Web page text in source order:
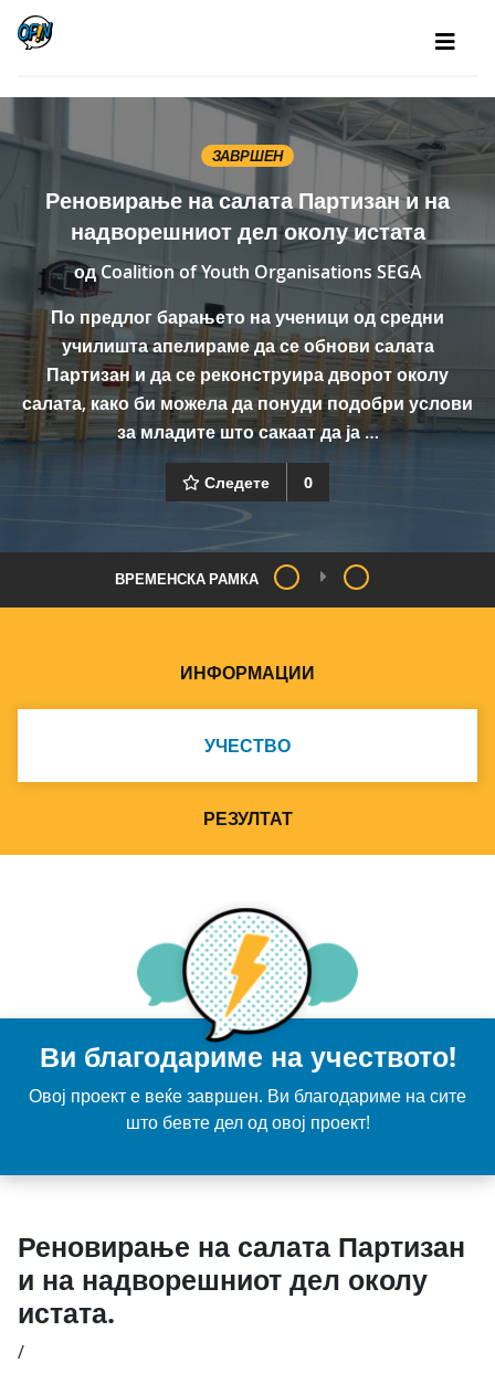
ЗАВРШЕН
Реновирање на салата Партизан и на
надворешниот дел околу истата
одCoalition of Youth Organisations SEGA
По предлог барањето на ученици од средни
училишта апелираме да се обнови салата
Партизан и да се реконструира дворот околу
салата, како би можела да понуди подобри услови
за младите што сакаат да ја …
Следете 0
ВРЕМЕНСКА РАМКА
ИНФОРМАЦИИ
УЧЕСТВО
РЕЗУЛТАТ
Ви благодариме на учеството!
Овој проект е веќе завршен. Ви благодариме на сите
што бевте дел од овој проект!
Реновирање на салата Партизан
и на надворешниот дел околу
истата.
/